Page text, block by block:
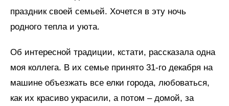
праздник своей семьей. Хочется в эту ночь
родного тепла и уюта.
Об интересной традиции, кстати, рассказала одна
моя коллега. В их семье принято 31-го декабря на
машине объезжать все елки города, любоваться,
как их красиво украсили, а потом – домой, за